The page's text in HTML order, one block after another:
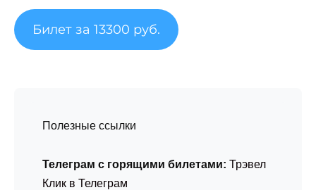
Билет за 13300 руб.
Полезные ссылки
Телеграм с горящими билетами: Трэвел
Клик в Телеграм